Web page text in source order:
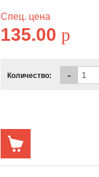
Спец. цена
135.00p
Количество: -